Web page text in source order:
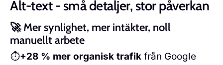
Alt-text - små detaljer, stor påverkan
🚀 Mer synlighet, mer intäkter, noll
manuellt arbete
⏱️+28 % mer organisk trafikfrån Google